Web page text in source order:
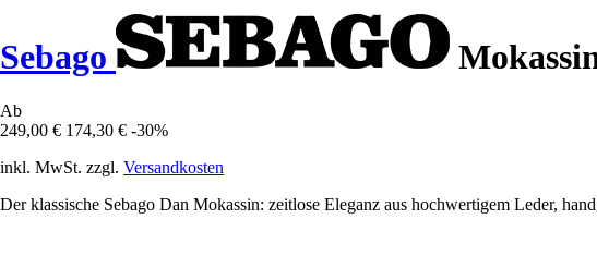
Sebago
Ab
249,00 € 174,30 € -30%
inkl. MwSt. zzgl. Versandkosten
Der klassische Sebago Dan Mokassin: zeitlose Eleganz aus hochwertigem Leder,